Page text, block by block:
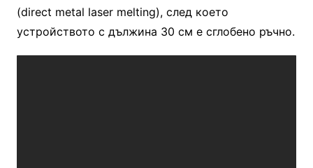
(direct metal laser melting), след което
устройството с дължина 30 см е сглобено ръчно.